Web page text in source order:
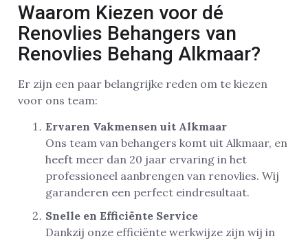
Waarom Kiezen voor dé
Renovlies Behangers van
Renovlies Behang Alkmaar?
Er zijn een paar belangrijke reden om te kiezen
voor ons team:
Ervaren Vakmensen uit Alkmaar
Ons team van behangers komt uit Alkmaar, en
heeft meer dan 20 jaar ervaring in het
professioneel aanbrengen van renovlies. Wij
garanderen een perfect eindresultaat.
Snelle en Efficiënte Service
Dankzij onze efficiënte werkwijze zijn wij in